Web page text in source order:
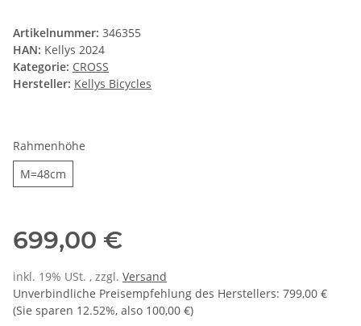
Artikelnummer: 346355
HAN: Kellys 2024
Kategorie: CROSS
Hersteller: Kellys Bicycles
Rahmenhöhe
M=48cm
699,00 €
inkl. 19% USt. , zzgl. Versand
Unverbindliche Preisempfehlung des Herstellers: 799,00 €
(Sie sparen 12.52%, also 100,00 €)